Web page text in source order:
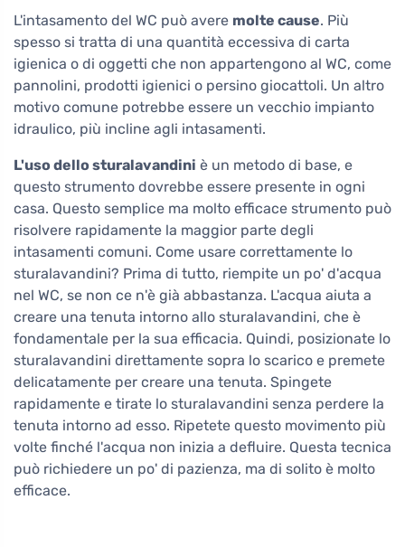
L'intasamento del WC può avere molte cause. Più
spesso si tratta di una quantità eccessiva di carta
igienica o di oggetti che non appartengono al WC, come
pannolini, prodotti igienici o persino giocattoli. Un altro
motivo comune potrebbe essere un vecchio impianto
idraulico, più incline agli intasamenti.
L'uso dello sturalavandini è un metodo di base, e
questo strumento dovrebbe essere presente in ogni
casa. Questo semplice ma molto efficace strumento può
risolvere rapidamente la maggior parte degli
intasamenti comuni. Come usare correttamente lo
sturalavandini? Prima di tutto, riempite un po' d'acqua
nel WC, se non ce n'è già abbastanza. L'acqua aiuta a
creare una tenuta intorno allo sturalavandini, che è
fondamentale per la sua efficacia. Quindi, posizionate lo
sturalavandini direttamente sopra lo scarico e premete
delicatamente per creare una tenuta. Spingete
rapidamente e tirate lo sturalavandini senza perdere la
tenuta intorno ad esso. Ripetete questo movimento più
volte finché l'acqua non inizia a defluire. Questa tecnica
può richiedere un po' di pazienza, ma di solito è molto
efficace.